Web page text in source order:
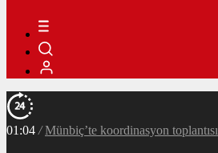
01:04 / Münbiç’te koordinasyon toplantısı